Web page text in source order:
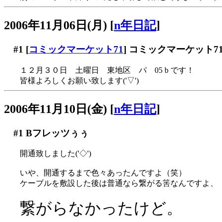
2006年11月06日(月) [n年日記]
#1 [コミックマーケット71] コミックマーケット
１２月３０日 土曜日 東地区 パ 05 b です！
皆様よろしくお願い致します('▽')
2006年11月10日(金) [n年日記]
#1 Bフレッツぅぅ
開通致しました('◇')ゞ
いや、開通するまで色々あったんですよ（笑）
ケーブルを敷設した後は普通なら繋がる筈なんですよ、
繋がらなかったけど。